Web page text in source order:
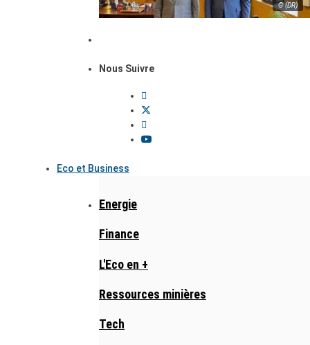
© (DR)
Nous Suivre
Eco et Business
Energie
Finance
L'Eco en +
Ressources minières
Tech